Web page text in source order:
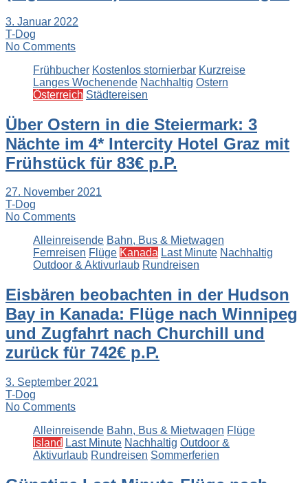
3. Januar 2022
T-Dog
No Comments
Frühbucher Kostenlos stornierbar Kurzreise
Langes Wochenende Nachhaltig Ostern
Österreich Städtereisen
Über Ostern in die Steiermark: 3
Nächte im 4* Intercity Hotel Graz mit
Frühstück für 83€ p.P.
27. November 2021
T-Dog
No Comments
Alleinreisende Bahn, Bus & Mietwagen
Fernreisen Flüge Kanada Last Minute Nachhaltig
Outdoor & Aktivurlaub Rundreisen
Eisbären beobachten in der Hudson
Bay in Kanada: Flüge nach Winnipeg
und Zugfahrt nach Churchill und
zurück für 742€ p.P.
3. September 2021
T-Dog
No Comments
Alleinreisende Bahn, Bus & Mietwagen Flüge
Island Last Minute Nachhaltig Outdoor &
Aktivurlaub Rundreisen Sommerferien